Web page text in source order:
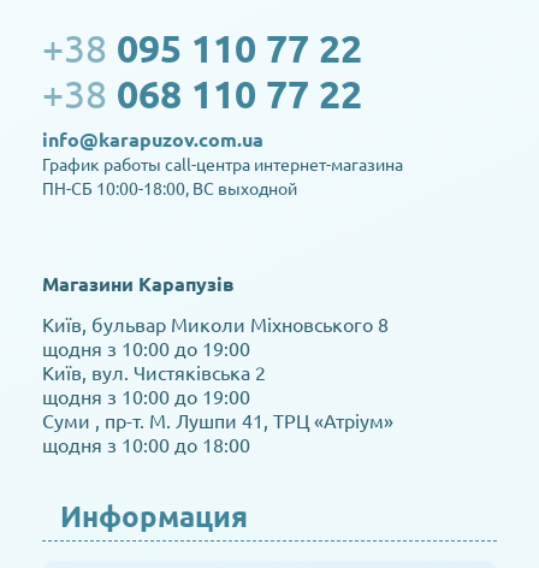
+38 095 110 77 22
+38 068 110 77 22
info@karapuzov.com.ua
График работы call-центра интернет-магазина
ПН-СБ 10:00-18:00, ВС выходной
Магазини Карапузів
Київ, бульвар Миколи Міхновського 8
щодня з 10:00 до 19:00
Київ, вул. Чистяківська 2
щодня з 10:00 до 19:00
Суми , пр-т. М. Лушпи 41, ТРЦ «Атріум»
щодня з 10:00 до 18:00
Информация